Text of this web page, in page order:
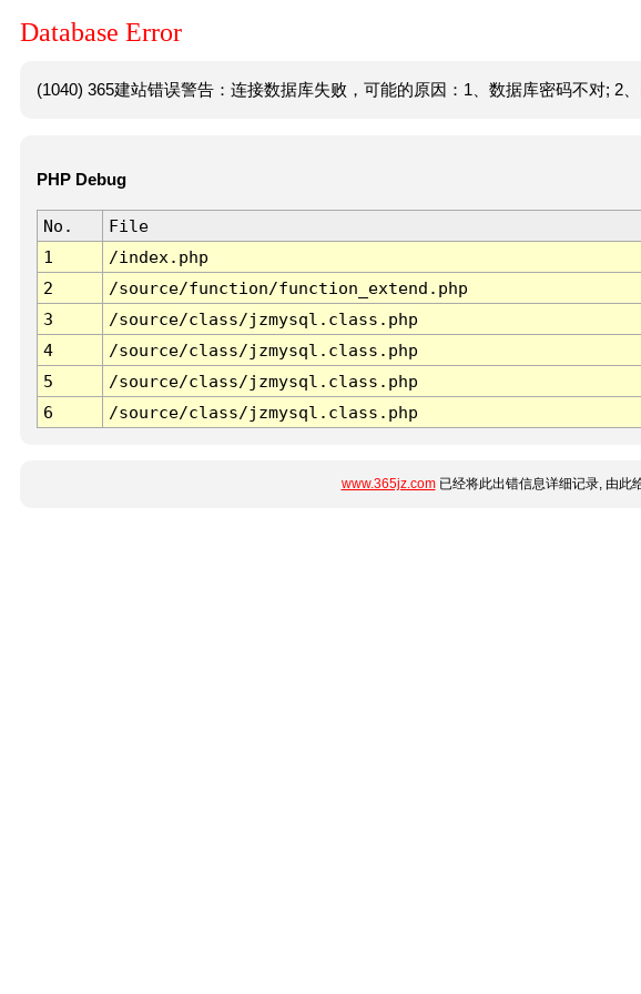
Database Error
(1040) 365建站错误警告：连接数据库失败，可能的原因：1、数据库密码不对; 2、
PHP Debug
No. File
1
/index.php
2
/source/function/function_extend.php
3
/source/class/jzmysql.class.php
4
/source/class/jzmysql.class.php
5
/source/class/jzmysql.class.php
6
/source/class/jzmysql.class.php
www.365jz.com已经将此出错信息详细记录, 由此